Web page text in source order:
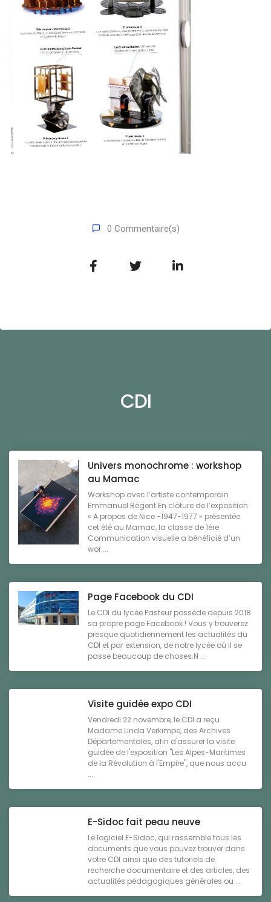
0 Commentaire(s)
CDI
Univers monochrome : workshop
au Mamac
Workshop avec l’artiste contemporain
Emmanuel Régent En clôture de l’exposition
« A propos de Nice -1947-1977 » présentée
cet été au Mamac, la classe de 1ère
Communication visuelle a bénéficié d’un
wor ...
Page Facebook du CDI
Le CDI du lycée Pasteur possède depuis 2018
sa propre page Facebook ! Vous y trouverez
presque quotidiennement les actualités du
CDI et par extension, de notre lycée où il se
passe beaucoup de choses.N ...
Visite guidée expo CDI
Vendredi 22 novembre, le CDI a reçu
Madame Linda Verkimpe, des Archives
Départementales, afin d'assurer la visite
guidée de l'exposition "Les Alpes-Maritimes
de la Révolution à l'Empire", que nous accu
...
E-Sidoc fait peau neuve
Le logiciel E-Sidoc, qui rassemble tous les
documents que vous pouvez trouver dans
votre CDI ainsi que des tutoriels de
recherche documentaire et des articles, des
actualités pédagogiques générales ou ...